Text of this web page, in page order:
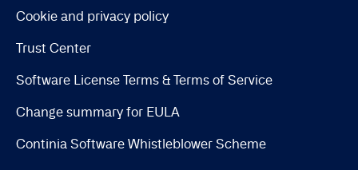
Cookie and privacy policy
Trust Center
Software License Terms & Terms of Service
Change summary for EULA
Continia Software Whistleblower Scheme